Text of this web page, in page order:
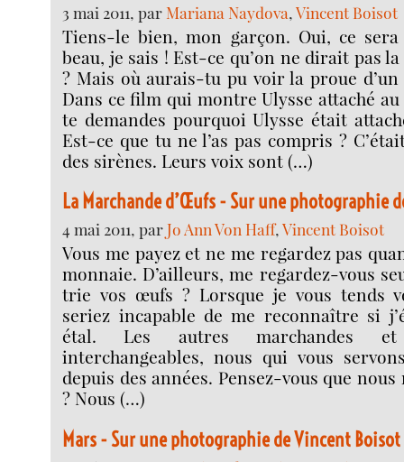
3 mai 2011, parMariana Naydova,Vincent Boisot
Tiens-le bien, mon garçon. Oui, ce
beau, je sais ! Est-ce qu’on ne dirait pas
? Mais où aurais-tu pu voir la proue
Dans ce film qui montre Ulysse attaché
te demandes pourquoi Ulysse était
Est-ce que tu ne l’as pas compris ?
des sirènes. Leurs voix sont (…)
La Marchande d’Œufs - Sur une photographie
4 mai 2011, parJo Ann Von Haff,Vincent Boisot
Vous me payez et ne me regardez pas
monnaie. D’ailleurs, me regardez-vous
trie vos œufs ? Lorsque je vous tends
seriez incapable de me reconnaître si
étal. Les autres marchandes
interchangeables, nous qui vous
depuis des années. Pensez-vous que nous
? Nous (…)
Mars - Sur une photographie de Vincent Boisot